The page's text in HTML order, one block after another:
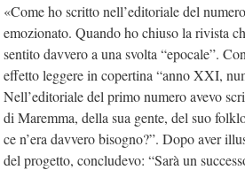
«Come ho scritto nell’editoriale del
emozionato. Quando ho chiuso la rivista
sentito davvero a una svolta “epocale”.
effetto leggere in copertina “anno XXI,
Nell’editoriale del primo numero avevo
di Maremma, della sua gente, del suo
ce n’era davvero bisogno?”. Dopo aver
del progetto, concludevo: “Sarà un